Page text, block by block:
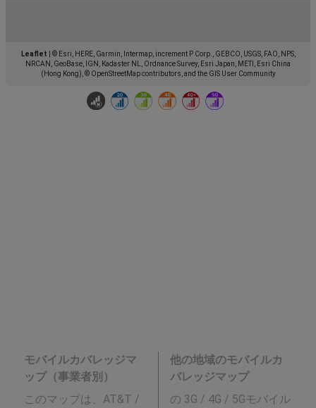
Leaflet
© Esri, HERE, Garmin, Intermap, increment P Corp., GEBCO, USGS, FAO, NPS,
NRCAN, GeoBase, IGN, Kadaster NL, Ordnance Survey, Esri Japan, METI, Esri China
(Hong Kong), © OpenStreetMap contributors, and the GIS User Community
モバイルカバレッジマ
ップ（事業者別）
このマップは、AT&T /
他の地域のモバイルカ
バレッジマップ
の 3G / 4G / 5Gモバイル